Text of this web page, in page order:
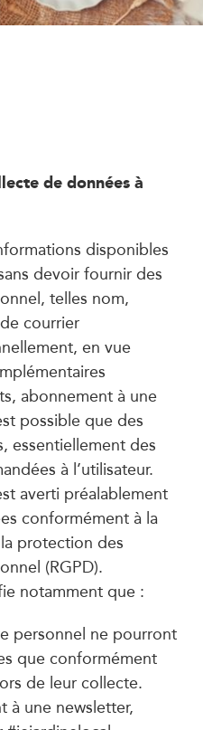
de données à
disponibles
devoir fournir des
telles nom,
courrier
en vue
abonnement à une
possible que des
essentiellement des
à l’utilisateur.
averti préalablement
conformément à la
protection des
(RGPD).
notamment que :
personnel ne pourront
que conformément
de leur collecte.
à une newsletter,